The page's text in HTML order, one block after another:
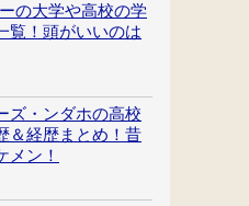
の大学や高校の学
覧！頭がいいのは
ズ・ンダホの高校
＆経歴まとめ！昔
メン！